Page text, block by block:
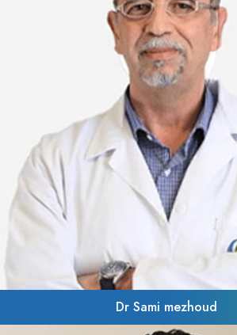
Dr Sami mezhoud